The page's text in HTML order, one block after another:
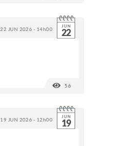
22 JUN 2026 - 14h00 JUN
22
56
19 JUN 2026 - 12h00 JUN
19